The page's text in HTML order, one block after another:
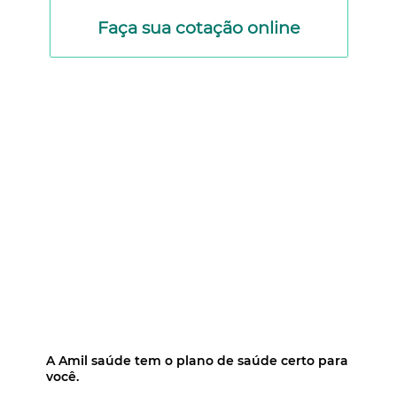
Faça sua cotação online
A Amil saúde tem o plano de saúde certo para
você.